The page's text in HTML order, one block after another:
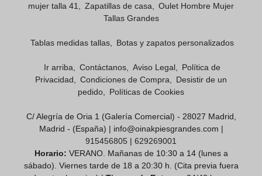
mujer talla 41
Zapatillas de casa
Oulet Hombre Mujer
Tallas Grandes
Tablas medidas tallas Botas y zapatos personalizados
Ir arriba Contáctanos Aviso Legal
Política de
Privacidad
Condiciones de Compra
Desistir de un
pedido
Políticas de Cookies
C/ Alegría de Oria 1 (Galería Comercial) - 28027 Madrid,
Madrid - (España) | info@oinakpiesgrandes.com |
915456805 | 629269001
Horario: VERANO. Mañanas de 10:30 a 14 (lunes a
sábado). Viernes tarde de 18 a 20:30 h. (Cita previa fuera